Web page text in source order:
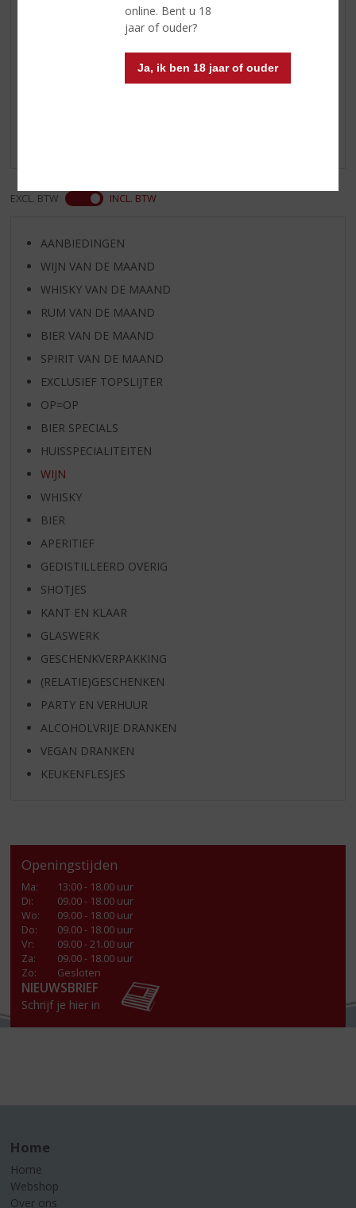
online. Bent u 18
jaar of ouder?
Ja, ik ben 18 jaar of ouder
14 - 16 °C
EXCL. BTW INCL. BTW
AANBIEDINGEN
WIJN VAN DE MAAND
WHISKY VAN DE MAAND
RUM VAN DE MAAND
BIER VAN DE MAAND
SPIRIT VAN DE MAAND
EXCLUSIEF TOPSLIJTER
OP=OP
BIER SPECIALS
HUISSPECIALITEITEN
WIJN
WHISKY
BIER
APERITIEF
GEDISTILLEERD OVERIG
SHOTJES
KANT EN KLAAR
GLASWERK
GESCHENKVERPAKKING
(RELATIE)GESCHENKEN
PARTY EN VERHUUR
ALCOHOLVRIJE DRANKEN
VEGAN DRANKEN
KEUKENFLESJES
Openingstijden
Ma:
13:00 - 18.00 uur
Di:
09.00 - 18.00 uur
Wo:
09.00 - 18.00 uur
Do:
09.00 - 18.00 uur
Vr:
09.00 - 21.00 uur
Za:
09.00 - 18.00 uur
Zo:
Gesloten
NIEUWSBRIEF
Schrijf je hier in
Home
Home
Webshop
Over ons